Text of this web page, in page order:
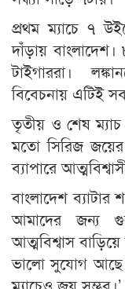
প্রথম ম্যাচে ৭
দাঁড়ায়
টাইগাররা।
বিবেচনায় এটিই
তৃতীয় ও শেষ ম্যাচ
মতো সিরিজ জয়ের
ব্যাপারে
বাংলাদেশ ব্যাটার
আমাদের জন্য
আত্মবিশ্বাস
ভালো সুযোগ